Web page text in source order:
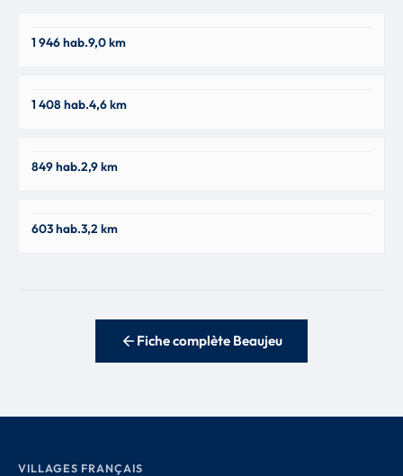
69430
1 946 hab.9,0 km
69430
1 408 hab.4,6 km
69430
849 hab.2,9 km
69430
603 hab.3,2 km
Fiche complète Beaujeu
VILLAGES FRANÇAIS